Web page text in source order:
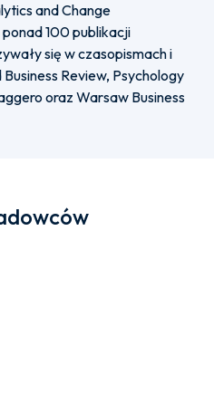
and Change
100 publikacji
się w czasopismach i
Review, Psychology
oraz Warsaw Business